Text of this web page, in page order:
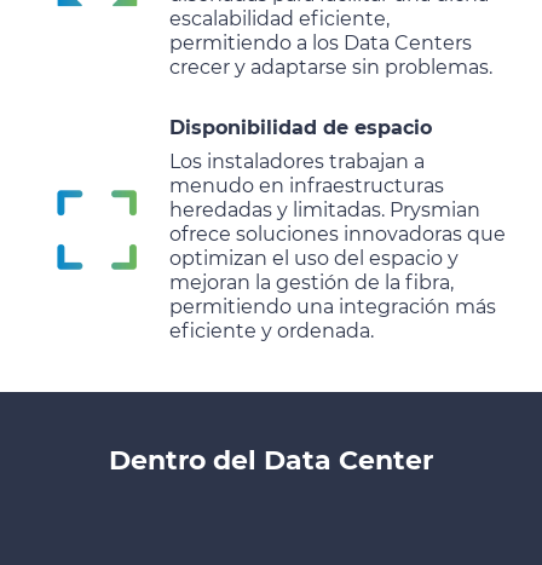
escalabilidad eficiente,
permitiendo a los Data Centers
crecer y adaptarse sin problemas.
Disponibilidad de espacio
Los instaladores trabajan a
menudo en infraestructuras
heredadas y limitadas. Prysmian
ofrece soluciones innovadoras que
optimizan el uso del espacio y
mejoran la gestión de la fibra,
permitiendo una integración más
eficiente y ordenada.
Dentro del Data Center